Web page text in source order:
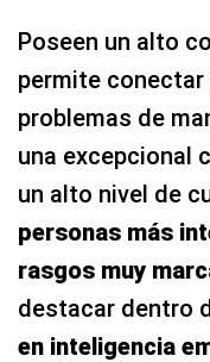
Poseen un alto
permite
problemas de
una excepcional
un alto nivel de
personas más
rasgos muy
destacar dentro
en inteligencia